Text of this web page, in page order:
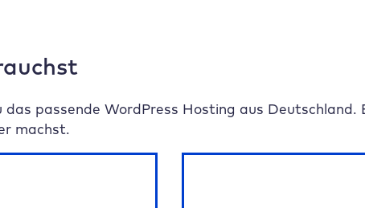
passende WordPress Hosting aus Deutschland.
machst.